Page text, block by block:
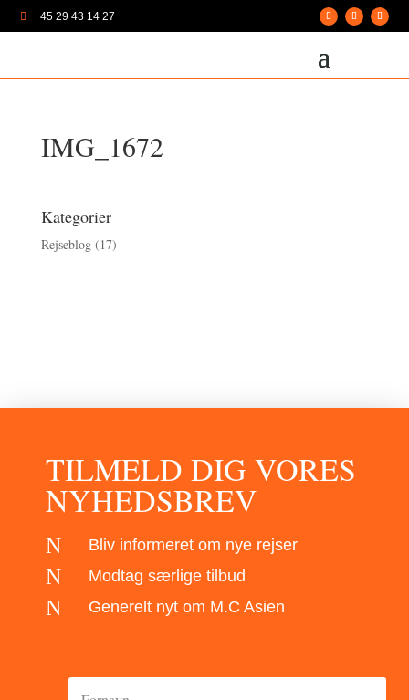
+45 29 43 14 27
IMG_1672
Kategorier
Rejseblog(17)
TILMELD DIG VORES
NYHEDSBREV
N Bliv informeret om nye rejser
N Modtag særlige tilbud
N Generelt nyt om M.C Asien